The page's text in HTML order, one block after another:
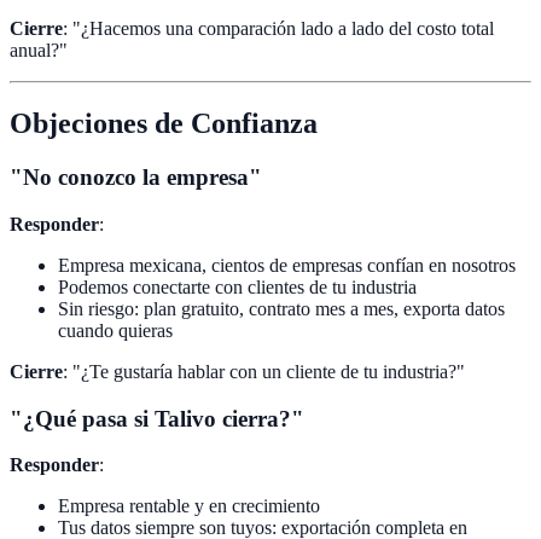
Cierre: "¿Hacemos una comparación lado a lado del costo total
anual?"
Objeciones de Confianza
"No conozco la empresa"
Responder:
Empresa mexicana, cientos de empresas confían en nosotros
Podemos conectarte con clientes de tu industria
Sin riesgo: plan gratuito, contrato mes a mes, exporta datos
cuando quieras
Cierre: "¿Te gustaría hablar con un cliente de tu industria?"
"¿Qué pasa si Talivo cierra?"
Responder:
Empresa rentable y en crecimiento
Tus datos siempre son tuyos: exportación completa en